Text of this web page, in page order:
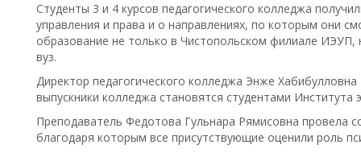
Студенты 3 и 4 курсов педагогического колледжа
управления и права и о направлениях, по которым они
образование не только в Чистопольском филиале ИЭУП,
вуз.
Директор педагогического колледжа Энже
выпускники колледжа становятся студентами Института
Преподаватель Федотова Гульнара Рямисовна провела
благодаря которым все присутствующие оценили роль